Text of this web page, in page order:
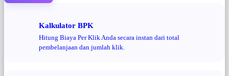
Kalkulator BPK
Hitung Biaya Per Klik Anda secara instan dari total
pembelanjaan dan jumlah klik.